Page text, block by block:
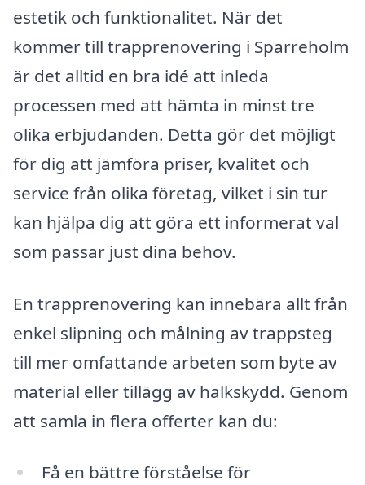
estetik och funktionalitet. När det
kommer till trapprenovering i Sparreholm
är det alltid en bra idé att inleda
processen med att hämta in minst tre
olika erbjudanden. Detta gör det möjligt
för dig att jämföra priser, kvalitet och
service från olika företag, vilket i sin tur
kan hjälpa dig att göra ett informerat val
som passar just dina behov.
En trapprenovering kan innebära allt från
enkel slipning och målning av trappsteg
till mer omfattande arbeten som byte av
material eller tillägg av halkskydd. Genom
att samla in flera offerter kan du:
Få en bättre förståelse för